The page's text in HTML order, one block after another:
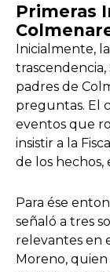
Primeras
Inicialmente,
trascendencia,
padres de
preguntas. El
eventos que
insistir a la
de los hechos,
Para ése
señaló a tres
relevantes en
Moreno,